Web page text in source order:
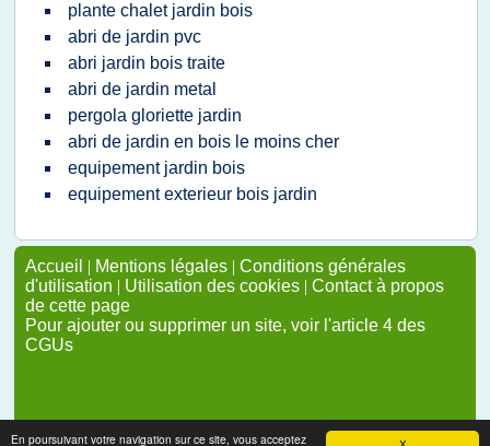
En poursuivant votre navigation sur ce site, vous acceptez
plante chalet jardin bois
abri de jardin pvc
abri jardin bois traite
abri de jardin metal
pergola gloriette jardin
abri de jardin en bois le moins cher
equipement jardin bois
equipement exterieur bois jardin
Accueil | Mentions légales | Conditions générales
d'utilisation | Utilisation des cookies | Contact à propos
de cette page
Pour ajouter ou supprimer un site, voir l'article 4 des
CGUs